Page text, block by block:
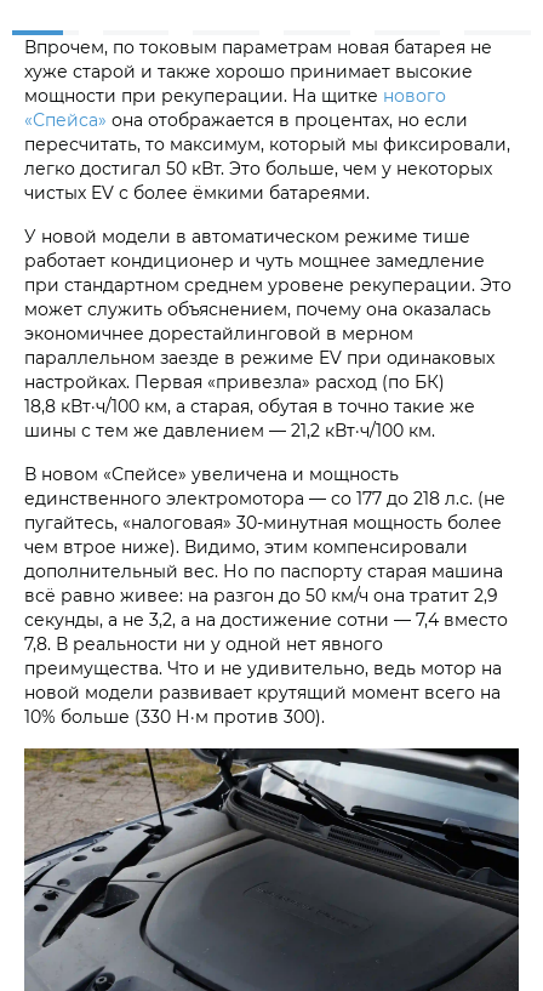
Впрочем, по токовым параметрам новая батарея не
хуже старой и также хорошо принимает высокие
мощности при рекуперации. На щитке нового
«Спейса» она отображается в процентах, но если
пересчитать, то максимум, который мы фиксировали,
легко достигал 50 кВт. Это больше, чем у некоторых
чистых EV с более ёмкими батареями.
У новой модели в автоматическом режиме тише
работает кондиционер и чуть мощнее замедление
при стандартном среднем уровене рекуперации. Это
может служить объяснением, почему она оказалась
экономичнее дорестайлинговой в мерном
параллельном заезде в режиме EV при одинаковых
настройках. Первая «привезла» расход (по БК)
18,8 кВт·ч/100 км, а старая, обутая в точно такие же
шины с тем же давлением — 21,2 кВт·ч/100 км.
В новом «Спейсе» увеличена и мощность
единственного электромотора — со 177 до 218 л.с. (не
пугайтесь, «налоговая» 30-минутная мощность более
чем втрое ниже). Видимо, этим компенсировали
дополнительный вес. Но по паспорту старая машина
всё равно живее: на разгон до 50 км/ч она тратит 2,9
секунды, а не 3,2, а на достижение сотни — 7,4 вместо
7,8. В реальности ни у одной нет явного
преимущества. Что и не удивительно, ведь мотор на
новой модели развивает крутящий момент всего на
10% больше (330 Н·м против 300).